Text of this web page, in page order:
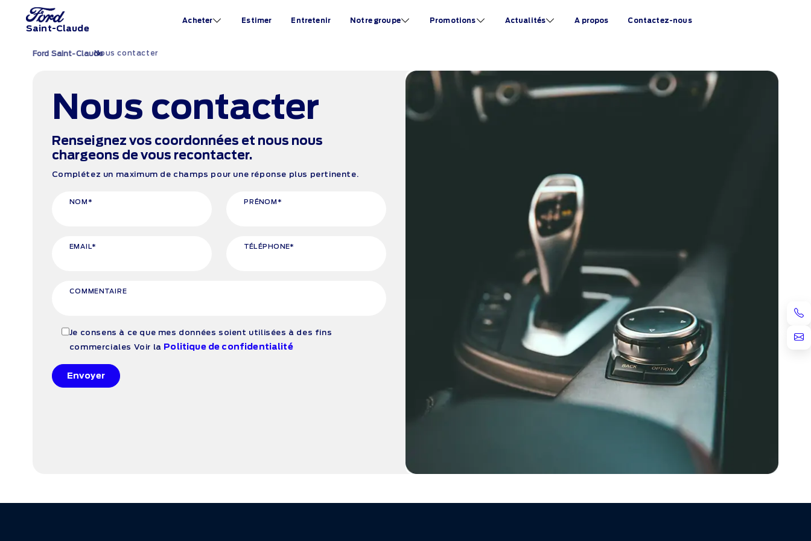
Saint-Claude
Acheter Estimer Entretenir Notre groupe Promotions Actualités Contactez-nous
A propos
Ford Saint-Claude
›
Nous contacter
Nous contacter
Renseignez vos coordonnées et nous nous
chargeons de vous recontacter.
Complétez un maximum de champs pour une réponse plus pertinente.
NOM* PRÉNOM*
EMAIL* TÉLÉPHONE*
COMMENTAIRE
Je consens à ce que mes données soient utilisées à des fins
commerciales Voir la Politique de confidentialité
Envoyer